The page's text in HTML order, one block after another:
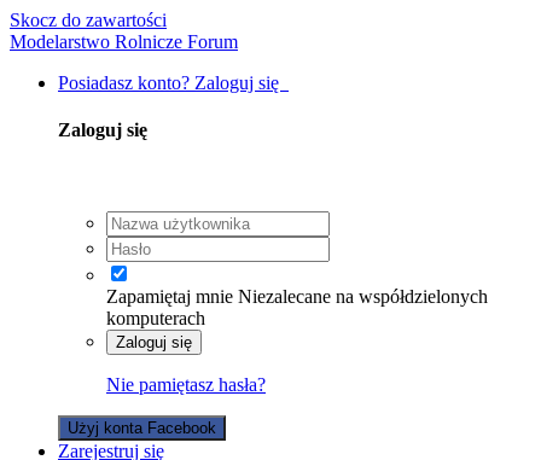
Skocz do zawartości
Modelarstwo Rolnicze Forum
Posiadasz konto? Zaloguj się
Zaloguj się
Zapamiętaj mnie Niezalecane na współdzielonych
komputerach
Zaloguj się
Nie pamiętasz hasła?
Użyj konta Facebook
Zarejestruj się